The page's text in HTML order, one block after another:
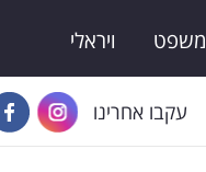
משפט ויראלי
עקבו אחרינו